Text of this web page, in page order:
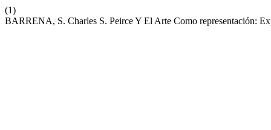
(1)
BARRENA, S. Charles S. Peirce Y El Arte Como representación: